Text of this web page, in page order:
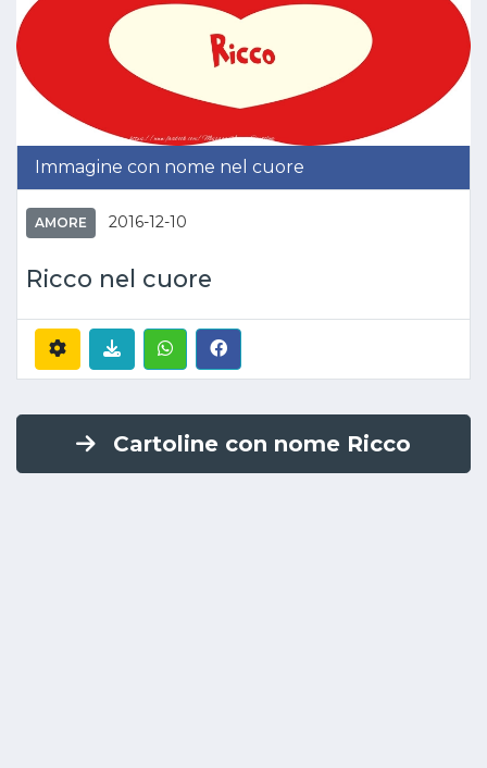
Immagine con nome nel cuore
AMORE 2016-12-10
Ricco nel cuore
Cartoline con nome Ricco